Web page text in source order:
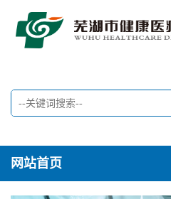
网站首页